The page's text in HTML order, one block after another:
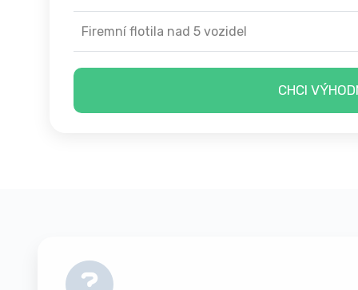
Firemní flotila nad 5 vozidel
CHCI